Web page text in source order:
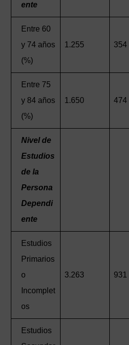
ente
Entre 60
y 74 años
(%)
1.255 354
Entre 75
y 84 años
(%)
1.650 474
Nivel de
Estudios
de la
Persona
Dependi
ente
Estudios
Primarios
o
Incomplet
os
3.263 931
Estudios